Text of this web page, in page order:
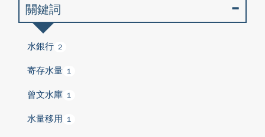
關鍵詞
水銀行 2
寄存水量 1
曾文水庫 1
水量移用 1